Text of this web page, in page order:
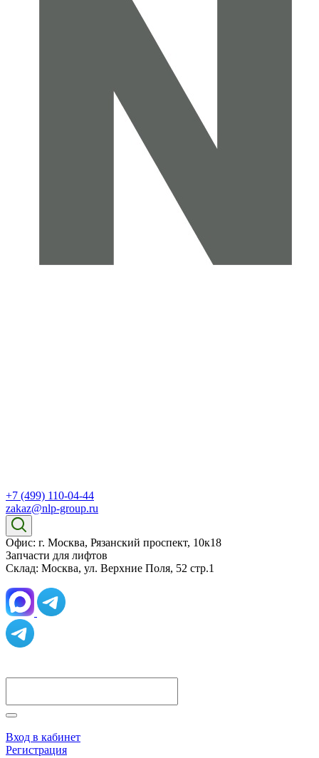
+7 (499) 110-04-44
zakaz@nlp-group.ru
Офис: г. Москва, Рязанский проспект, 10к18
Запчасти для лифтов
Склад: Москва, ул. Верхние Поля, 52 стр.1
Вход в кабинет
Регистрация